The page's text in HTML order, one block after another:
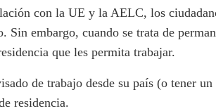
con la UE y la AELC, los
Sin embargo, cuando se trata de
que les permita trabajar.
de trabajo desde su país (o tener
residencia.